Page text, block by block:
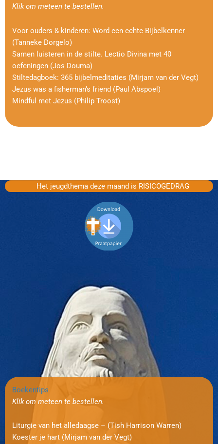
Klik om meteen te bestellen.
Voor ouders & kinderen: Word een echte Bijbelkenner
(Tanneke Dorgelo)
Samen luisteren in de stilte. Lectio Divina met 40
oefeningen (Jos Douma)
Stiltedagboek: 365 bijbelmeditaties (Mirjam van der Vegt)
Jezus was a fisherman’s friend (Paul Abspoel)
Mindful met Jezus (Philip Troost)
Het jeugdthema deze maand is RISICOGEDRAG
Boekentips
Klik om meteen te bestellen.
Liturgie van het alledaagse – (Tish Harrison Warren)
Koester je hart (Mirjam van der Vegt)